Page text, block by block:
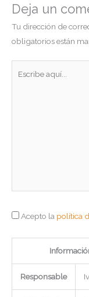
Deja un
Tu dirección de
obligatorios están
Acepto la política
Responsable